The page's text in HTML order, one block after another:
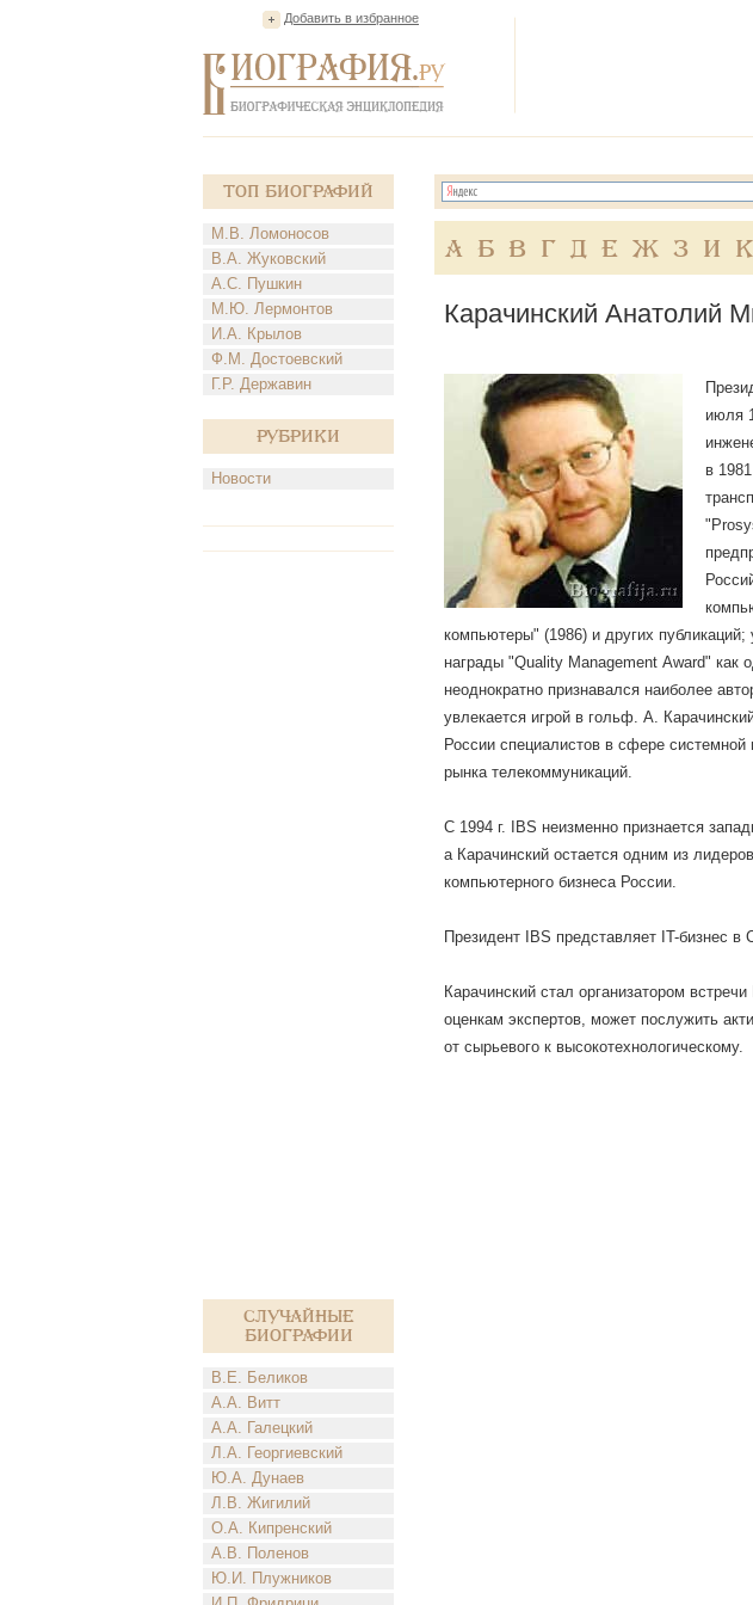
Добавить в избранное
Топ Биографий
М.В. Ломоносов
В.А. Жуковский
А.С. Пушкин
М.Ю. Лермонтов
И.А. Крылов
Ф.М. Достоевский
Г.Р. Державин
Рубрики
Новости
Случайные
биографии
В.Е. Беликов
А.А. Витт
А.А. Галецкий
Л.А. Георгиевский
Ю.А. Дунаев
Л.В. Жигилий
О.А. Кипренский
А.В. Поленов
Ю.И. Плужников
А Б В Г Д Е Ж З И К
Карачинский Анатолий
июля
в
компьютеры" (1986) и других
награды "Quаlity Маnаgеmеnt Аwаrd" как
неоднократно признавался наиболее
увлекается игрой в гольф. А.
России специалистов в сфере системной
рынка телекоммуникаций.
С 1994 г. IBS неизменно признается
а Карачинский остается одним из
компьютерного бизнеса России.
Президент IBS представляет IT-бизнес
Карачинский стал организатором
оценкам экспертов, может послужить
от сырьевого к высокотехнологическому.